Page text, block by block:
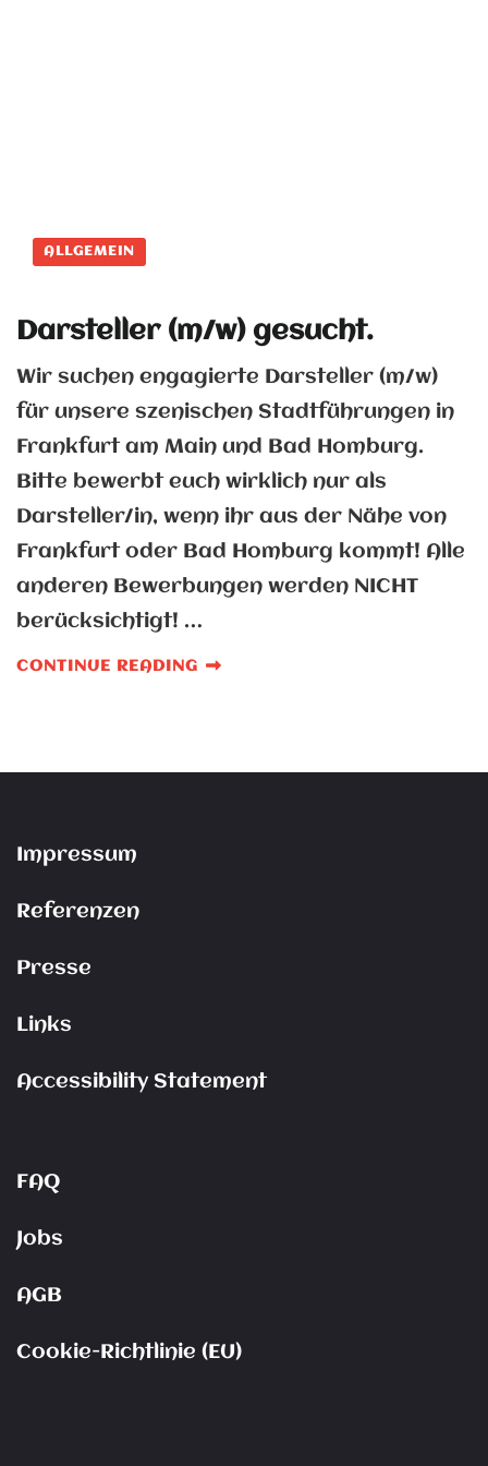
ALLGEMEIN
Darsteller (m/w) gesucht.
Wir suchen engagierte Darsteller (m/w)
für unsere szenischen Stadtführungen in
Frankfurt am Main und Bad Homburg.
Bitte bewerbt euch wirklich nur als
Darsteller/in, wenn ihr aus der Nähe von
Frankfurt oder Bad Homburg kommt! Alle
anderen Bewerbungen werden NICHT
berücksichtigt! …
CONTINUE READING
Impressum
Referenzen
Presse
Links
Accessibility Statement
FAQ
Jobs
AGB
Cookie-Richtlinie (EU)